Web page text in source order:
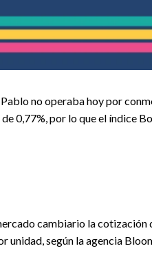
Pablo no operaba hoy por
0,77%, por lo que el índice
cambiario la
unidad, según la agencia